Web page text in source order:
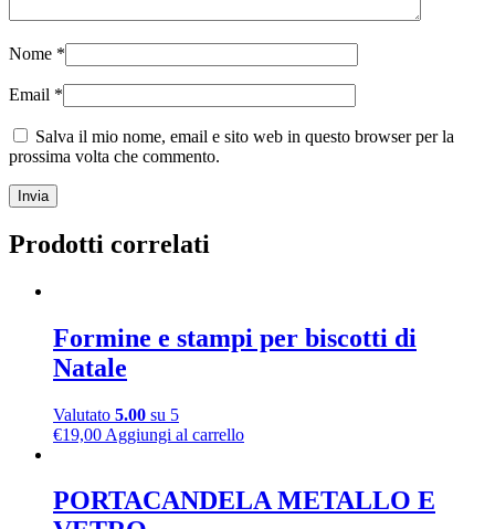
Nome *
Email *
Salva il mio nome, email e sito web in questo browser per la
prossima volta che commento.
Prodotti correlati
Formine e stampi per biscotti di
Natale
Valutato 5.00 su 5
€19,00 Aggiungi al carrello
PORTACANDELA METALLO E